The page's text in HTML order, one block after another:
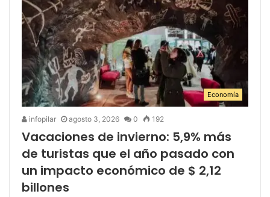
Economía
infopilar agosto 3, 2026 0 192
Vacaciones de invierno: 5,9% más
de turistas que el año pasado con
un impacto económico de $ 2,12
billones